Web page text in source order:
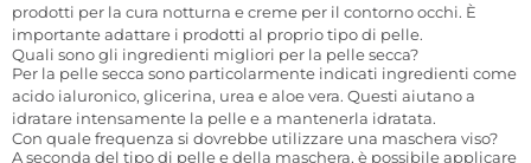
prodotti per la cura notturna e creme per il contorno occhi. È
importante adattare i prodotti al proprio tipo di pelle.
Quali sono gli ingredienti migliori per la pelle secca?
Per la pelle secca sono particolarmente indicati ingredienti come
acido ialuronico, glicerina, urea e aloe vera. Questi aiutano a
idratare intensamente la pelle e a mantenerla idratata.
Con quale frequenza si dovrebbe utilizzare una maschera viso?
A seconda del tipo di pelle e della maschera, è possibile applicare